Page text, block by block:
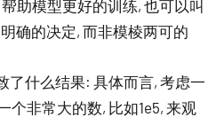
助模型更好的训练, 也可以叫
确的决定, 而非模棱两可的
了什么结果: 具体而言, 考虑一
个非常大的数, 比如1e5, 来观